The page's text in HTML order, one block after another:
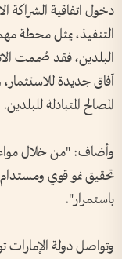
دخول اتفاقية الشراكة
التنفيذ، يمثل محطة
البلدين، فقد صُممت
آفاق جديدة للاستثمار،
المصالح المتبادلة للبلدين.
وأضاف: "من خلال مواءمة
تحقيق نمو قوي ومستدام
باستمرار".
وتواصل دولة